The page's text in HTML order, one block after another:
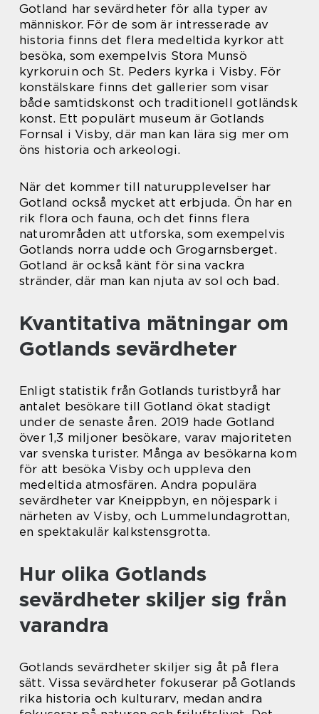
Gotland har sevärdheter för alla typer av
människor. För de som är intresserade av
historia finns det flera medeltida kyrkor att
besöka, som exempelvis Stora Munsö
kyrkoruin och St. Peders kyrka i Visby. För
konstälskare finns det gallerier som visar
både samtidskonst och traditionell gotländsk
konst. Ett populärt museum är Gotlands
Fornsal i Visby, där man kan lära sig mer om
öns historia och arkeologi.
När det kommer till naturupplevelser har
Gotland också mycket att erbjuda. Ön har en
rik flora och fauna, och det finns flera
naturområden att utforska, som exempelvis
Gotlands norra udde och Grogarnsberget.
Gotland är också känt för sina vackra
stränder, där man kan njuta av sol och bad.
Kvantitativa mätningar om
Gotlands sevärdheter
Enligt statistik från Gotlands turistbyrå har
antalet besökare till Gotland ökat stadigt
under de senaste åren. 2019 hade Gotland
över 1,3 miljoner besökare, varav majoriteten
var svenska turister. Många av besökarna kom
för att besöka Visby och uppleva den
medeltida atmosfären. Andra populära
sevärdheter var Kneippbyn, en nöjespark i
närheten av Visby, och Lummelundagrottan,
en spektakulär kalkstensgrotta.
Hur olika Gotlands
sevärdheter skiljer sig från
varandra
Gotlands sevärdheter skiljer sig åt på flera
sätt. Vissa sevärdheter fokuserar på Gotlands
rika historia och kulturarv, medan andra